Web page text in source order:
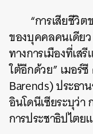
“การเสียชีวิ
ของบุคคลคนเดีย
ทางการเมืองที่เส
ใต้อีกด้วย” เมอร์
Barends) ประธา
อินโดนีเซียระบุว่า
การประชาธิปไต